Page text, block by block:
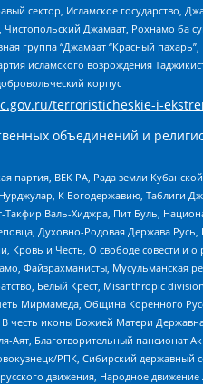
сектор, Исламское государство,
Чистопольский Джамаат, Рохнамо ба
группа “Джамаат “Красный
исламского возрождения
корпус
terroristicheskie-i-
объединений и
партия, ВЕК РА, Рада земли
К Богодержавию, Таблиги
Такфир Валь-Хиджра, Пит Буль,
Духовно-Родовая Держава
Кровь и Честь, О свободе совести и
Файзрахманисты, Мусульманская
Белый Крест, Misanthropic
Мирмамеда, Община Коренного
честь иконы Божией Матери
Аят, Благотворительный пансионат
РПК, Сибирский державный
движения, Народное